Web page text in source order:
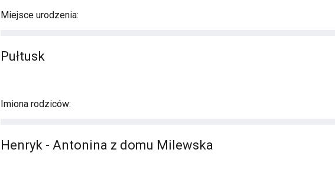
Miejsce urodzenia:
Pułtusk
Imiona rodziców:
Henryk - Antonina z domu Milewska